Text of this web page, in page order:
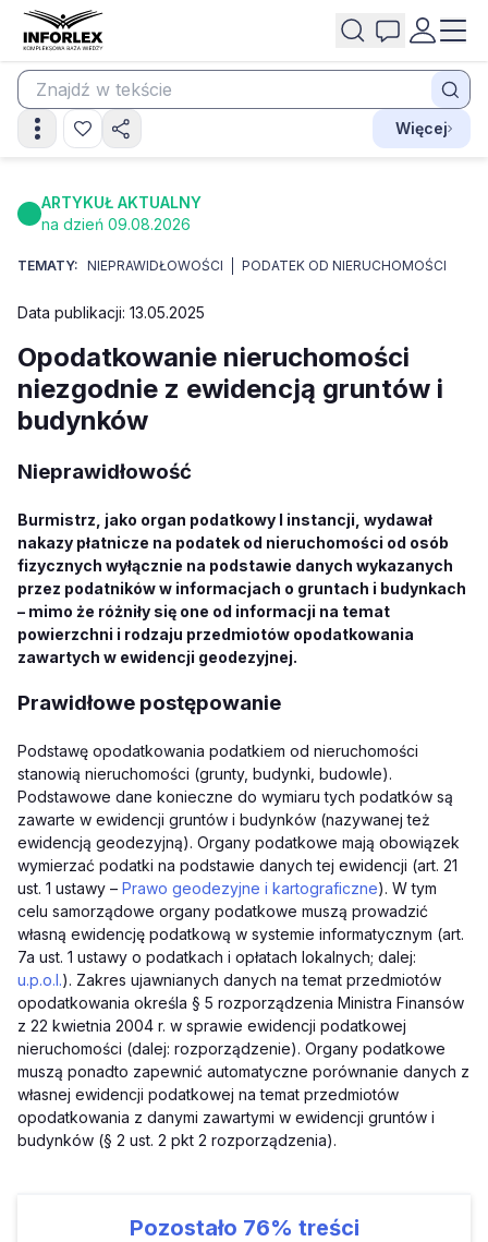
Więcej
ARTYKUŁ AKTUALNY
na dzień 09.08.2026
TEMATY: NIEPRAWIDŁOWOŚCI PODATEK OD NIERUCHOMOŚCI
Data publikacji: 13.05.2025
Opodatkowanie nieruchomości
niezgodnie z ewidencją gruntów i
budynków
Nieprawidłowość
Burmistrz, jako organ podatkowy I instancji, wydawał
nakazy płatnicze na podatek od nieruchomości od osób
fizycznych wyłącznie na podstawie danych wykazanych
przez podatników w informacjach o gruntach i budynkach
– mimo że różniły się one od informacji na temat
powierzchni i rodzaju przedmiotów opodatkowania
zawartych w ewidencji geodezyjnej.
Prawidłowe postępowanie
Podstawę opodatkowania podatkiem od nieruchomości
stanowią nieruchomości (grunty, budynki, budowle).
Podstawowe dane konieczne do wymiaru tych podatków są
zawarte w ewidencji gruntów i budynków (nazywanej też
ewidencją geodezyjną). Organy podatkowe mają obowiązek
wymierzać podatki na podstawie danych tej ewidencji (art. 21
ust. 1 ustawy – Prawo geodezyjne i kartograficzne). W tym
celu samorządowe organy podatkowe muszą prowadzić
własną ewidencję podatkową w systemie informatycznym (art.
7a ust. 1 ustawy o podatkach i opłatach lokalnych; dalej:
u.p.o.l.). Zakres ujawnianych danych na temat przedmiotów
opodatkowania określa § 5 rozporządzenia Ministra Finansów
z 22 kwietnia 2004 r. w sprawie ewidencji podatkowej
nieruchomości (dalej: rozporządzenie). Organy podatkowe
muszą ponadto zapewnić automatyczne porównanie danych z
własnej ewidencji podatkowej na temat przedmiotów
opodatkowania z danymi zawartymi w ewidencji gruntów i
budynków (§ 2 ust. 2 pkt 2 rozporządzenia).
Pozostało 76% treści